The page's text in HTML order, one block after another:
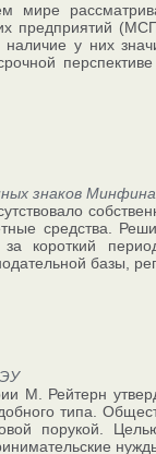
мире
предприятий
у них
знаков Минфина
средства.
короткий
базы,
М. Рейтерн
типа.
порукой.